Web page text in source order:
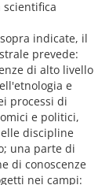
indicate, il
prevede:
di alto livello
e
processi di
e politici,
discipline
una parte di
di conoscenze
nei campi: